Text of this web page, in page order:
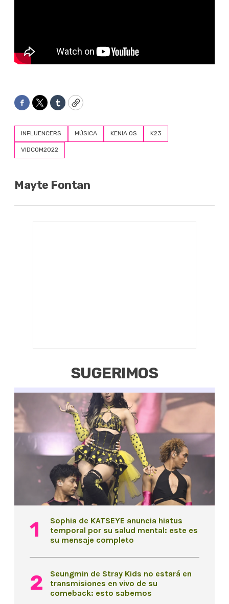
Facebook
TwitterTumblrCopy
INFLUENCERS MÚSICA KENIA OS K23
VIDCOM2022
Mayte Fontan
SUGERIMOS
Sophia de KATSEYE anuncia hiatus
temporal por su salud mental: este es
su mensaje completo
Seungmin de Stray Kids no estará en
transmisiones en vivo de su
comeback: esto sabemos